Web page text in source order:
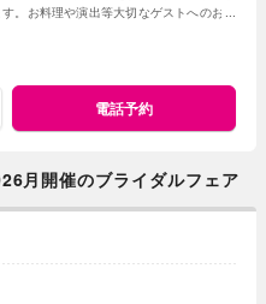
。お料理や演出等大切なゲストへのおも
電話予約
開催のブライダルフェア